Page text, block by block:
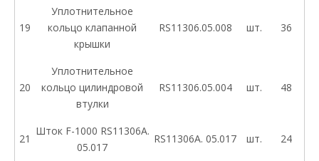
19
Уплотнительное
кольцо клапанной
крышки
RS11306.05.008 шт. 36
20
Уплотнительное
кольцо цилиндровой
втулки
RS11306.05.004 шт. 48
21
Шток F-1000 RS11306A.
05.017
RS11306A. 05.017 шт. 24